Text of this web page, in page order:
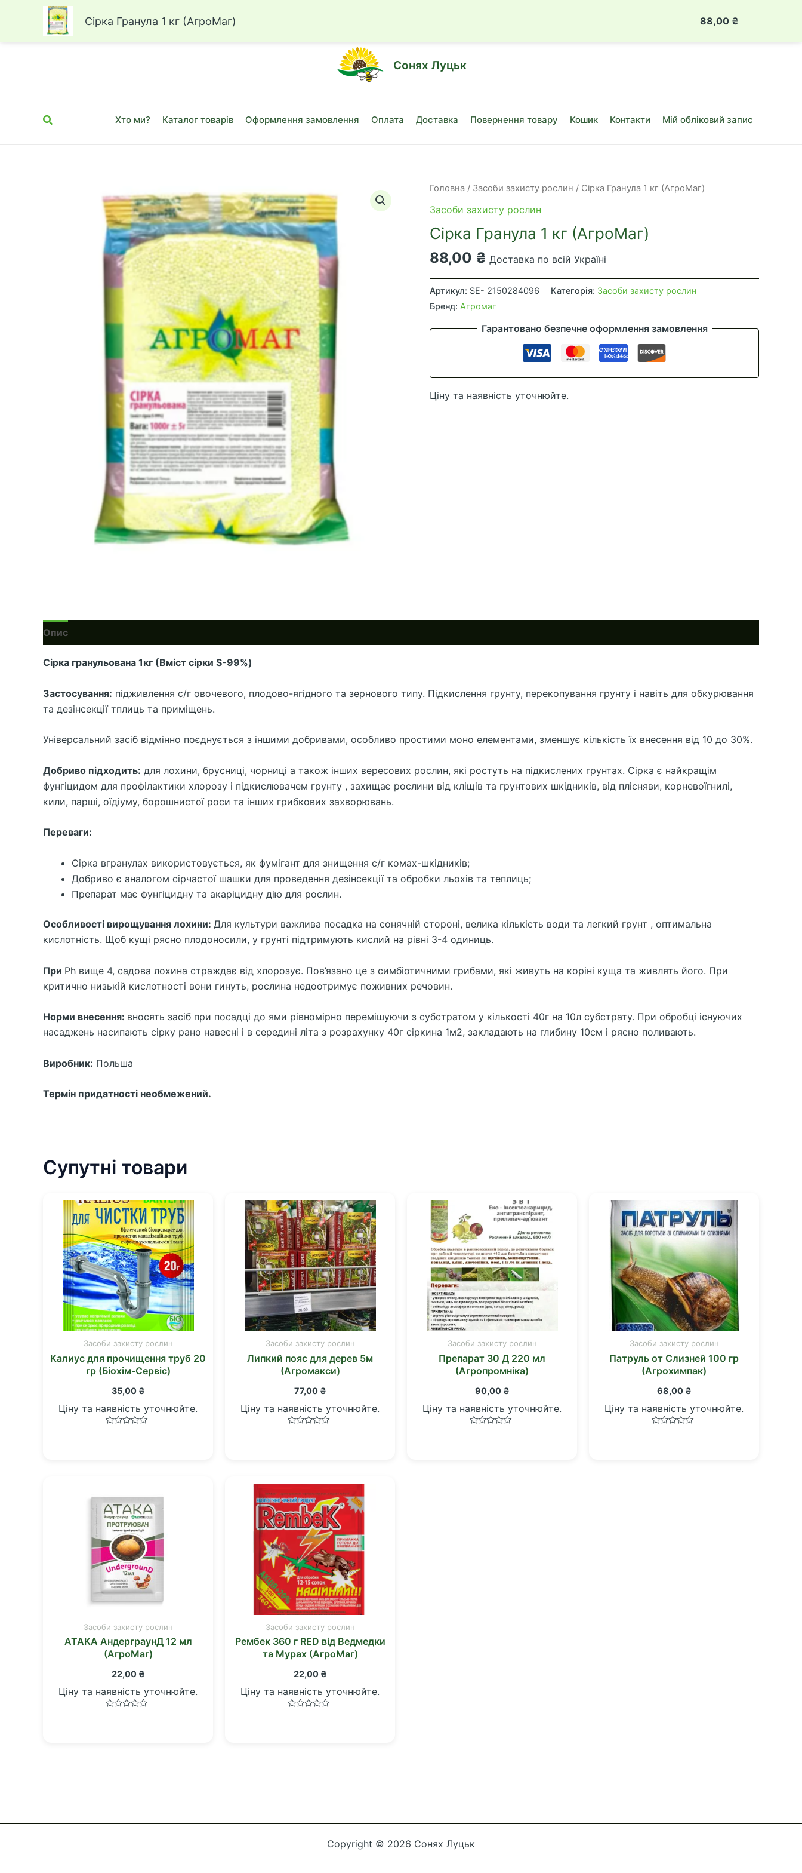
Луцьк, вул. Привокзальна, 10Б
Перейти
Сонях Луцьк
Пошук Хто ми? Каталог товарів Оформлення замовлення Оплата Доставка Повернення товару Кошик Контакти Мій обліковий запис
Головна / Засоби захисту рослин / Сірка Гранула 1 кг (АгроМаг)
Засоби захисту рослин
Сірка Гранула 1 кг (АгроМаг)
88,00 ₴ Доставка по всій Україні
Сірка
Гранула
1
Артикул: SE- 2150284096 Категорія: Засоби захисту рослин
Бренд: Агромаг
Гарантовано безпечне оформлення замовлення
Ціну та наявність уточнюйте.
Опис
Сірка гранульована 1кг (Вміст сірки S-99%)
Застосування: підживлення с/г овочевого, плодово-ягідного та зернового типу. Підкислення грунту, перекопування грунту і навіть для обкурювання
та дезінсекції тплиць та приміщень.
Універсальний засіб відмінно поєднується з іншими добривами, особливо простими моно елементами, зменшує кількість їх внесення від 10 до 30%.
Добриво підходить: для лохини, брусниці, чорниці а також інших вересових рослин, які ростуть на підкислених грунтах. Сірка є найкращім
фунгіцидом для профілактики хлорозу і підкислювачем грунту , захищає рослини від кліщів та грунтових шкідників, від плісняви, корневоїгнилі,
кили, парші, оїдіуму, борошнистої роси та інших грибкових захворювань.
Переваги:
Сірка вгранулах використовується, як фумігант для знищення с/г комах-шкідників;
Добриво є аналогом сірчастої шашки для проведення дезінсекції та обробки льохів та теплиць;
Препарат має фунгіцидну та акаріцидну дію для рослин.
Особливості вирощування лохини: Для культури важлива посадка на сонячній стороні, велика кількість води та легкий грунт , оптимальна
кислотність. Щоб кущі рясно плодоносили, у грунті підтримують кислий на рівні 3-4 одиниць.
При Ph вище 4, садова лохина страждає від хлорозує. Пов’язано це з симбіотичними грибами, які живуть на коріні куща та живлять його. При
критично низькій кислотності вони гинуть, рослина недоотримує поживних речовин.
Норми внесення: вносять засіб при посадці до ями рівномірно перемішуючи з субстратом у кількості 40г на 10л субстрату. При обробці існуючих
насаджень насипають сірку рано навесні і в середині літа з розрахунку 40г сіркина 1м2, закладають на глибину 10см і рясно поливають.
Виробник: Польша
Термін придатності необмежений.
Супутні товари
Засоби захисту рослин
Калиус для прочищення труб 20
гр (Біохім-Сервіс)
35,00 ₴
Ціну та наявність уточнюйте.
Засоби захисту рослин
Липкий пояс для дерев 5м
(Агромакси)
77,00 ₴
Ціну та наявність уточнюйте.
Засоби захисту рослин
Препарат 30 Д 220 мл
(Агропромніка)
90,00 ₴
Ціну та наявність уточнюйте.
Засоби захисту рослин
Патруль от Слизней 100 гр
(Агрохимпак)
68,00 ₴
Ціну та наявність уточнюйте.
Засоби захисту рослин
АТАКА АндерграунД 12 мл
(АгроМаг)
22,00 ₴
Ціну та наявність уточнюйте.
Засоби захисту рослин
Рембек 360 г RED від Ведмедки
та Мурах (АгроМаг)
22,00 ₴
Ціну та наявність уточнюйте.
Copyright © 2026 Сонях Луцьк
Сірка Гранула 1 кг (АгроМаг) 88,00 ₴
Гранула